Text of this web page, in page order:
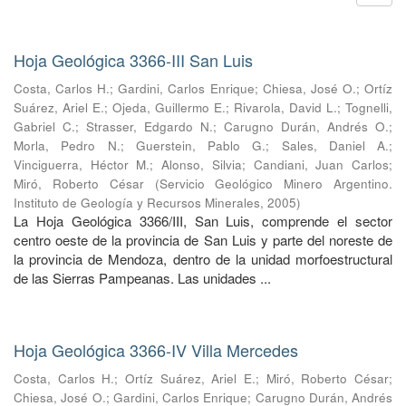
Hoja Geológica 3366-III San Luis
Costa, Carlos H.;Gardini, Carlos Enrique; Chiesa, José O.;Ortíz
Suárez, Ariel E.; Ojeda, Guillermo E.; Rivarola, David L.; Tognelli,
Gabriel C.; Strasser, Edgardo N.; Carugno Durán, Andrés O.;
Morla, Pedro N.; Guerstein, Pablo G.; Sales, Daniel A.;
Vinciguerra, Héctor M.;Alonso, Silvia; Candiani, Juan Carlos;
Miró, Roberto César
(Servicio Geológico Minero Argentino.
Instituto de Geología y Recursos Minerales, 2005)
La Hoja Geológica 3366/III, San Luis, comprende el sector
centro oeste de la provincia de San Luis y parte del noreste de
la provincia de Mendoza, dentro de la unidad morfoestructural
de las Sierras Pampeanas. Las unidades ...
Hoja Geológica 3366-IV Villa Mercedes
Costa, Carlos H.;Ortíz Suárez, Ariel E.; Miró, Roberto César;
Chiesa, José O.; Gardini, Carlos Enrique; Carugno Durán, Andrés